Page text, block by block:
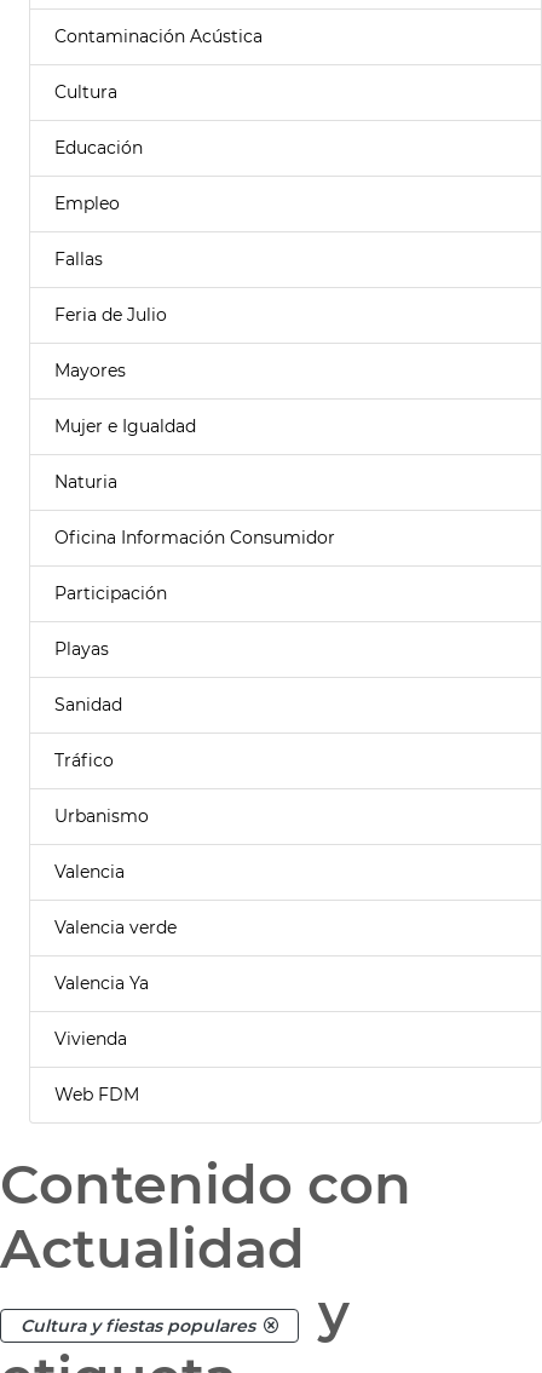
Contaminación Acústica
Cultura
Educación
Empleo
Fallas
Feria de Julio
Mayores
Mujer e Igualdad
Naturia
Oficina Información Consumidor
Participación
Playas
Sanidad
Tráfico
Urbanismo
Valencia
Valencia verde
Valencia Ya
Vivienda
Web FDM
Contenido con
Actualidad
Cultura y fiestas populares
y